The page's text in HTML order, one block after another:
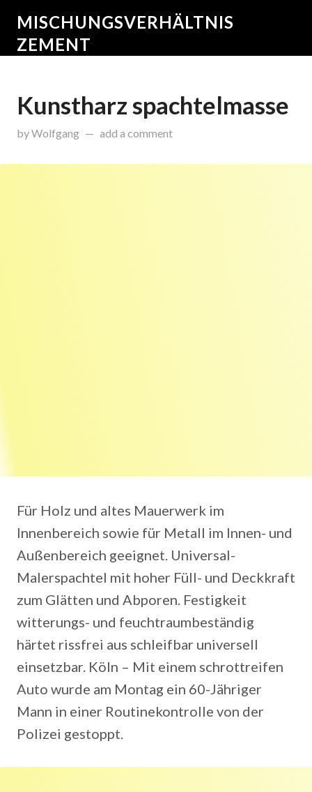
MISCHUNGSVERHÄLTNIS
ZEMENT
Kunstharz spachtelmasse
byWolfgang onDezember 14, 2015
add a comment
Für Holz und altes Mauerwerk im
Innenbereich sowie für Metall im Innen- und
Außenbereich geeignet. Universal-
Malerspachtel mit hoher Füll- und Deckkraft
zum Glätten und Abporen. Festigkeit
witterungs- und feuchtraumbeständig
härtet rissfrei aus schleifbar universell
einsetzbar. Köln – Mit einem schrottreifen
Auto wurde am Montag ein 60-Jähriger
Mann in einer Routinekontrolle von der
Polizei gestoppt.